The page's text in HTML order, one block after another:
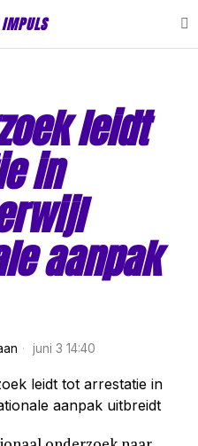
leidt
in
aanpak
juni 3 14:40